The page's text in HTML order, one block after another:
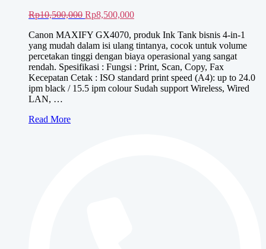
Rp10,500,000 Harga
adalah:
Rp10,500,000.
Rp8,500,000Harga
ini
adalah:
Rp8,500,000.
Canon MAXIFY GX4070, produk Ink Tank bisnis 4-in-1
yang mudah dalam isi ulang tintanya, cocok untuk volume
percetakan tinggi dengan biaya operasional yang sangat
rendah. Spesifikasi : Fungsi : Print, Scan, Copy, Fax
Kecepatan Cetak : ISO standard print speed (A4): up to 24.0
ipm black / 15.5 ipm colour Sudah support Wireless, Wired
LAN, …
Canon
Read More